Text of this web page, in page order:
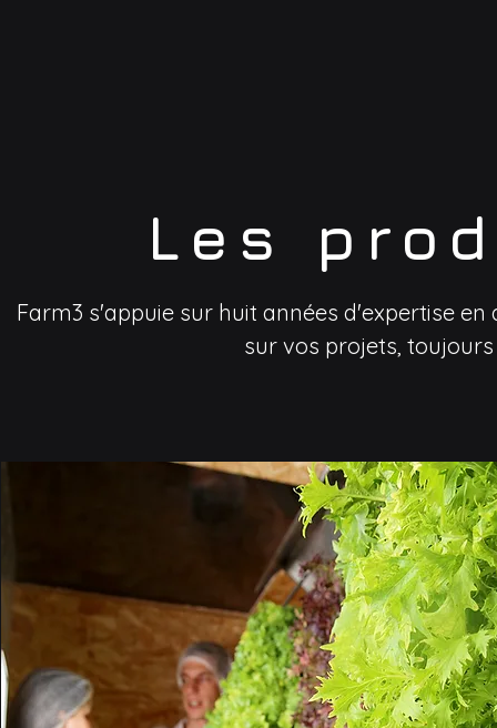
Les
Farm3 s'appuie sur huit années d'expertise
sur vos projets,